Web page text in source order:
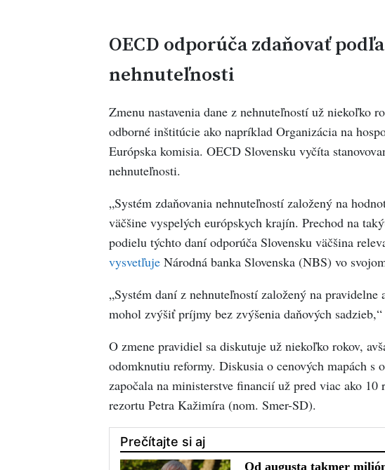
OECD odporúča zdaňovať
nehnuteľnosti
Zmenu nastavenia dane z nehnuteľností už niekoľko
odborné inštitúcie ako napríklad Organizácia na
Európska komisia. OECD Slovensku vyčíta
nehnuteľnosti.
„Systém zdaňovania nehnuteľností založený na
väčšine vyspelých európskych krajín. Prechod na
podielu týchto daní odporúča Slovensku väčšina
vysvetľujeNárodná banka Slovenska (NBS) vo
„Systém daní z nehnuteľností založený na
mohol zvýšiť príjmy bez zvýšenia daňových sadzieb,“
O zmene pravidiel sa diskutuje už niekoľko rokov,
odomknutiu reformy. Diskusia o cenových mapách s
započala na ministerstve financií už pred viac ako
rezortu Petra Kažimíra (nom. Smer-SD).